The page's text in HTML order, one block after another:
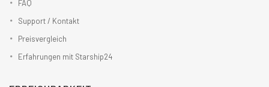
FAQ
Support / Kontakt
Preisvergleich
Erfahrungen mit Starship24